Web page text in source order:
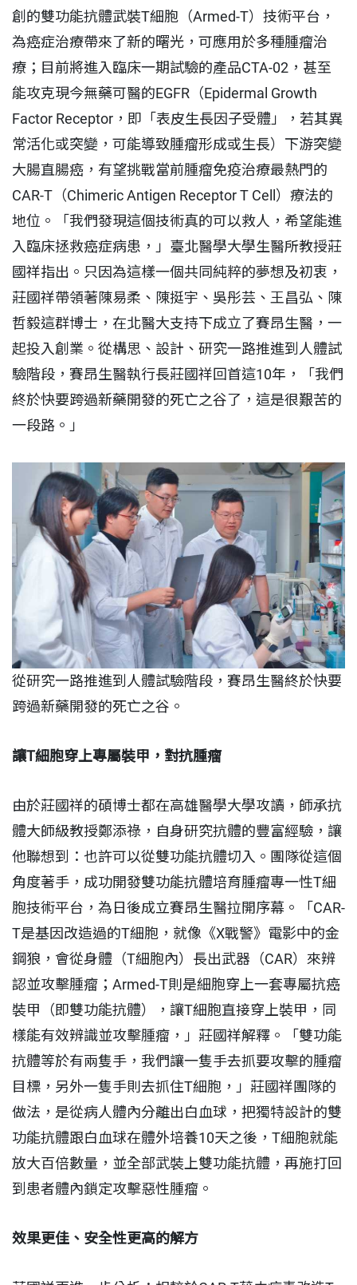
創的雙功能抗體武裝T細胞（Armed-T）技術平台，
為癌症治療帶來了新的曙光，可應用於多種腫瘤治
療；目前將進入臨床一期試驗的產品CTA-02，甚至
能攻克現今無藥可醫的EGFR（Epidermal Growth
Factor Receptor，即「表皮生長因子受體」，若其異
常活化或突變，可能導致腫瘤形成或生長）下游突變
大腸直腸癌，有望挑戰當前腫瘤免疫治療最熱門的
CAR-T（Chimeric Antigen Receptor T Cell）療法的
地位。「我們發現這個技術真的可以救人，希望能進
入臨床拯救癌症病患，」臺北醫學大學生醫所教授莊
國祥指出。只因為這樣一個共同純粹的夢想及初衷，
莊國祥帶領著陳易柔、陳挺宇、吳彤芸、王昌弘、陳
哲毅這群博士，在北醫大支持下成立了賽昂生醫，一
起投入創業。從構思、設計、研究一路推進到人體試
驗階段，賽昂生醫執行長莊國祥回首這10年，「我們
終於快要跨過新藥開發的死亡之谷了，這是很艱苦的
一段路。」
從研究一路推進到人體試驗階段，賽昂生醫終於快要
跨過新藥開發的死亡之谷。
讓T細胞穿上專屬裝甲，對抗腫瘤
由於莊國祥的碩博士都在高雄醫學大學攻讀，師承抗
體大師級教授鄭添祿，自身研究抗體的豐富經驗，讓
他聯想到：也許可以從雙功能抗體切入。團隊從這個
角度著手，成功開發雙功能抗體培育腫瘤專一性T細
胞技術平台，為日後成立賽昂生醫拉開序幕。「CAR-
T是基因改造過的T細胞，就像《X戰警》電影中的金
鋼狼，會從身體（T細胞內）長出武器（CAR）來辨
認並攻擊腫瘤；Armed-T則是細胞穿上一套專屬抗癌
裝甲（即雙功能抗體），讓T細胞直接穿上裝甲，同
樣能有效辨識並攻擊腫瘤，」莊國祥解釋。「雙功能
抗體等於有兩隻手，我們讓一隻手去抓要攻擊的腫瘤
目標，另外一隻手則去抓住T細胞，」莊國祥團隊的
做法，是從病人體內分離出白血球，把獨特設計的雙
功能抗體跟白血球在體外培養10天之後，T細胞就能
放大百倍數量，並全部武裝上雙功能抗體，再施打回
到患者體內鎖定攻擊惡性腫瘤。
效果更佳、安全性更高的解方